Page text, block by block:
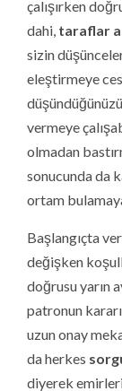
çalışırken
dahi, taraflar
sizin
eleştirmeye
vermeye
olmadan
sonucunda da
ortam
Başlangıçta
değişken
doğrusu yarın
patronun
uzun onay
da herkes
diyerek